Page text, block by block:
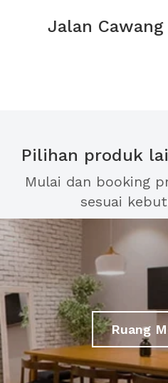
Jalan Cawang
Pilihan produk
Mulai dan booking
sesuai
Ruang